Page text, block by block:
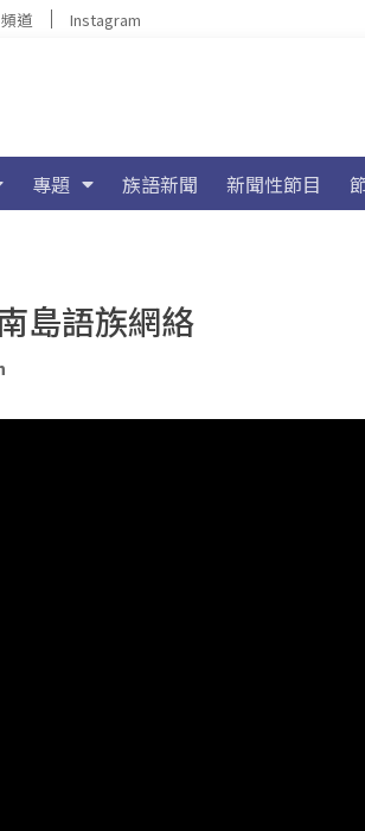
道 Instagram
專題 族語新聞 新聞性節目
島語族網絡